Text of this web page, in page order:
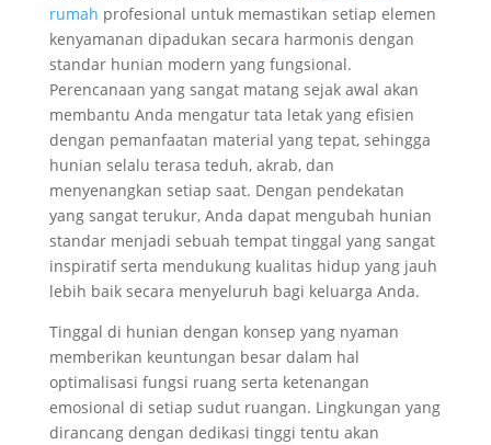
rumah profesional untuk memastikan setiap elemen
kenyamanan dipadukan secara harmonis dengan
standar hunian modern yang fungsional.
Perencanaan yang sangat matang sejak awal akan
membantu Anda mengatur tata letak yang efisien
dengan pemanfaatan material yang tepat, sehingga
hunian selalu terasa teduh, akrab, dan
menyenangkan setiap saat. Dengan pendekatan
yang sangat terukur, Anda dapat mengubah hunian
standar menjadi sebuah tempat tinggal yang sangat
inspiratif serta mendukung kualitas hidup yang jauh
lebih baik secara menyeluruh bagi keluarga Anda.
Tinggal di hunian dengan konsep yang nyaman
memberikan keuntungan besar dalam hal
optimalisasi fungsi ruang serta ketenangan
emosional di setiap sudut ruangan. Lingkungan yang
dirancang dengan dedikasi tinggi tentu akan